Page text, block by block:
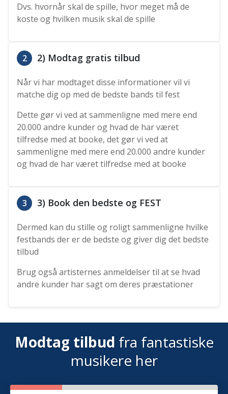
Dvs. hvornår skal de spille, hvor meget må de
koste og hvilken musik skal de spille
2 2) Modtag gratis tilbud
Når vi har modtaget disse informationer vil vi
matche dig op med de bedste bands til fest
Dette gør vi ved at sammenligne med mere end
20.000 andre kunder og hvad de har været
tilfredse med at booke, det gør vi ved at
sammenligne med mere end 20.000 andre kunder
og hvad de har været tilfredse med at booke
3 3) Book den bedste og FEST
Dermed kan du stille og roligt sammenligne hvilke
festbands der er de bedste og giver dig det bedste
tilbud
Brug også artisternes anmeldelser til at se hvad
andre kunder har sagt om deres præstationer
Modtag tilbud fra fantastiske
musikere her